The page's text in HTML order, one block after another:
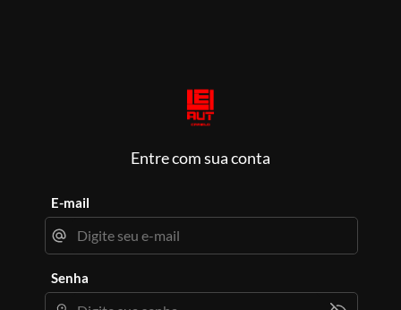
Entre com sua conta
E-mail
Senha